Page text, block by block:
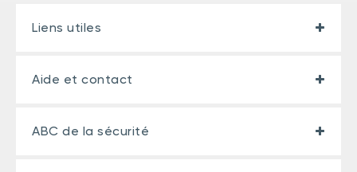
Liens utiles
Aide et contact
ABC de la sécurité